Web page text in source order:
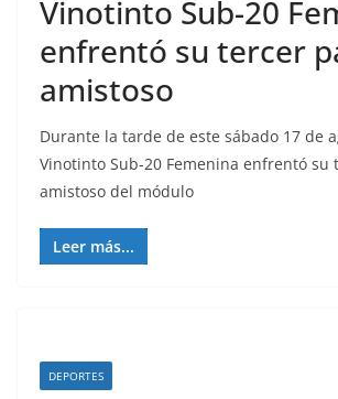
Vinotinto Sub-20
enfrentó su tercer
amistoso
Durante la tarde de este sábado 17 de
Vinotinto Sub-20 Femenina enfrentó su
amistoso del módulo
Leer más...
DEPORTES